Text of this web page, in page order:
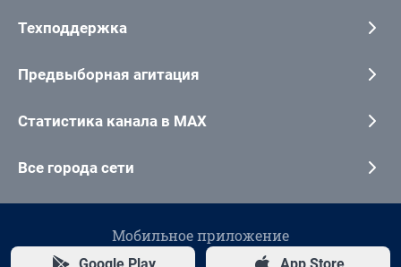
Техподдержка
Предвыборная агитация
Статистика канала в MAX
Все города сети
Мобильное приложение
Google Play App Store